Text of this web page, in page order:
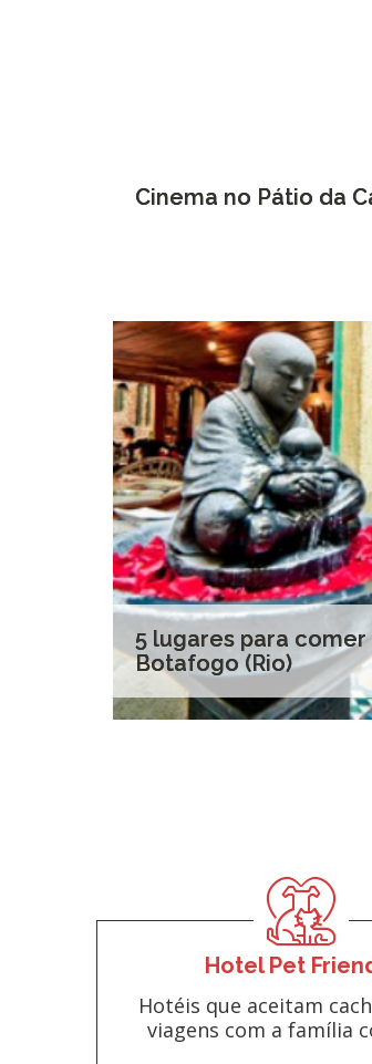
Cinema no Pátio da
5 lugares para
Botafogo (Rio)
Hotel Pet
Hotéis que aceitam
viagens com a família